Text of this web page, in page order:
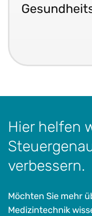
Hier helfen
verbessern.
Möchten Sie mehr
Medizintechnik